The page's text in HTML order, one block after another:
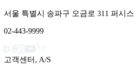
서울 특별시 송파구 오금로 311 퍼시스
02-443-9999
고객센터, A/S